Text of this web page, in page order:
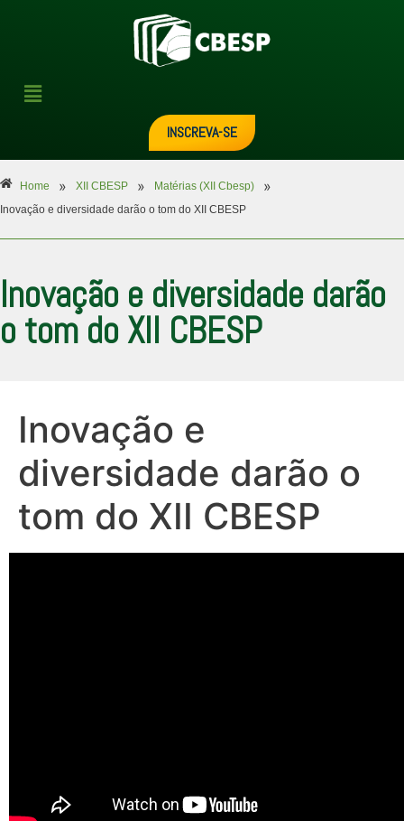
INSCREVA-SE
Home » XII CBESP » Matérias (XII Cbesp) »
Inovação e diversidade darão o tom do XII CBESP
Inovação e diversidade darão
o tom do XII CBESP
Inovação e
diversidade darão o
tom do XII CBESP